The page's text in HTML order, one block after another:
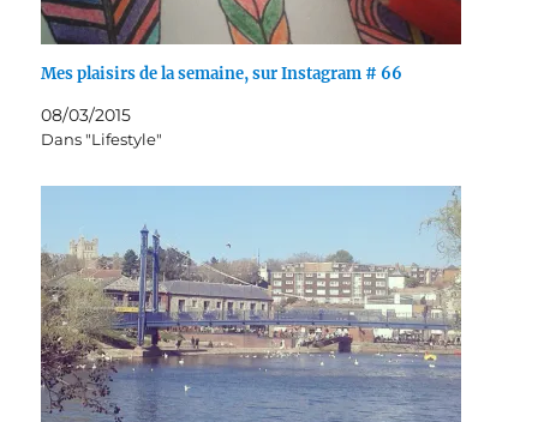
Mes plaisirs de la semaine, sur Instagram # 66
08/03/2015
Dans "Lifestyle"